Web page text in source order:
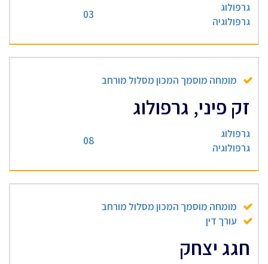
גרפולוג
גרפולוגיה
03
מומחה מוסמך המכון מסלול מורחב
זק פיני, גרפולוג
גרפולוג
גרפולוגיה
08
מומחה מוסמך המכון מסלול מורחב
עורך דין
חגג יצחק